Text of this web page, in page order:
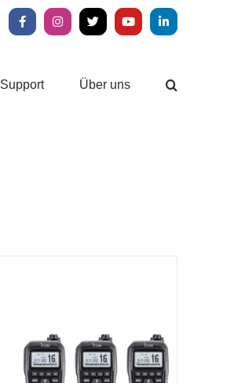
FacebookInstagram
X YouTubeLinkedIn
Support Über uns